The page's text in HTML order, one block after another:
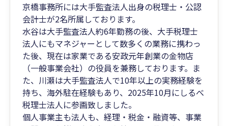
京橋事務所には大手監査法人出身の税理士・公認
会計士が2名所属しております。
水谷は大手監査法人約6年勤務の後、大手税理士
法人にもマネジャーとして数多くの業務に携わっ
た後、現在は家業である安政元年創業の金物店
（一般事業会社）の役員を兼務しております。ま
た、川瀬は大手監査法人で10年以上の実務経験を
持ち、海外駐在経験もあり、2025年10月にしるべ
税理士法人に参画致しました。
個人事業主も法人も、経理・税金・融資等、事業